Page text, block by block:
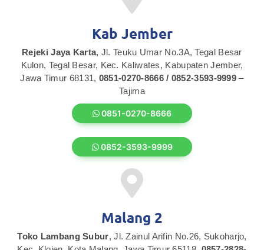
Kab Jember
Rejeki Jaya Karta, Jl. Teuku Umar No.3A, Tegal Besar
Kulon, Tegal Besar, Kec. Kaliwates, Kabupaten Jember,
Jawa Timur 68131, 0851-0270-8666 / 0852-3593-9999 –
Tajima
0851-0270-8666
0852-3593-9999
Malang 2
Toko Lambang Subur, Jl. Zainul Arifin No.26, Sukoharjo,